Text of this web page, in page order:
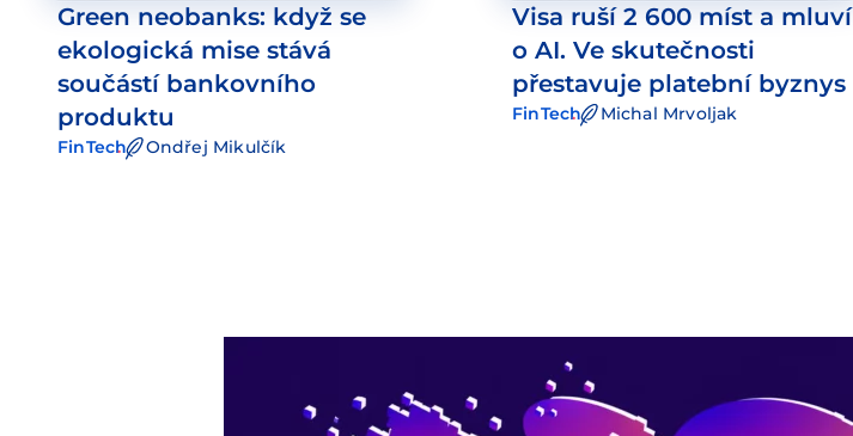
Green neobanks: když se
ekologická mise stává
součástí bankovního
produktu
FinTech Ondřej Mikulčík
Visa ruší 2 600 míst a mluví
o AI. Ve skutečnosti
přestavuje platební byznys
FinTech Michal Mrvoljak